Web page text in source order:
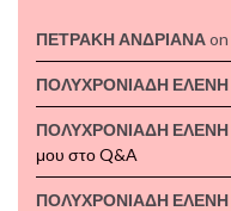
ΠΕΤΡΑΚΗ ΑΝΔΡΙΑΝΑon
ΠΟΛΥΧΡΟΝΙΑΔΗ ΕΛΕΝΗ
ΠΟΛΥΧΡΟΝΙΑΔΗ ΕΛΕΝΗ
μου στο Q&A
ΠΟΛΥΧΡΟΝΙΑΔΗ ΕΛΕΝΗ